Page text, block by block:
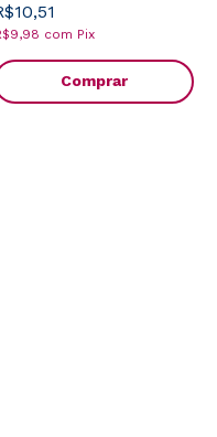
com Pix
Comprar